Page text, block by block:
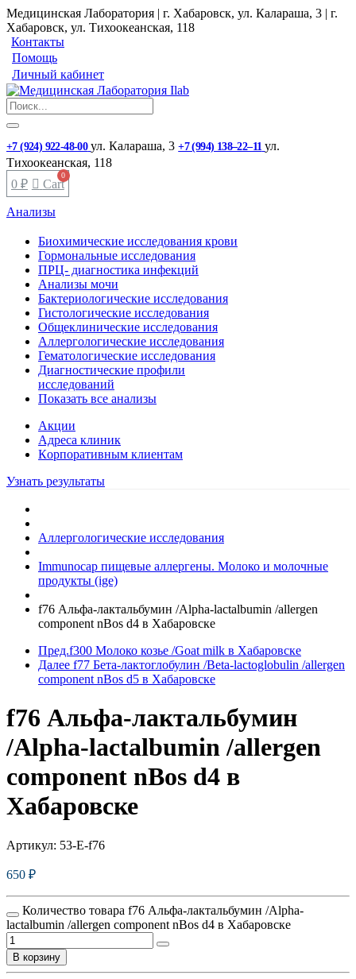
Медицинская Лаборатория | г. Хабаровск, ул. Калараша, 3 | г.
Хабаровск, ул. ​Тихоокеанская, 118
Контакты
Помощь
Личный кабинет
+7 (924) 922-48-00 ул. ​Калараша, 3 +7 (994) 138‒22‒11 ул. ​
Тихоокеанская, 118
0 ₽ Cart
Анализы
Биохимические исследования крови
Гормональные исследования
ПРЦ- диагностика инфекций
Анализы мочи
Бактериологические исследования
Гистологические исследования
Общеклинические исследования
Аллергологические исследования
Гематологические исследования
Диагностические профили
исследований
Показать все анализы
Акции
Адреса клиник
Кoрпоративным клиентам
Узнать результаты
Аллергологические исследования
Immunocap пищевые аллергены. Молоко и молочные
продукты (ige)
f76 Альфа-лактальбумин /Alpha-lactalbumin /allergen
component nBos d4 в Хабаровске
Пред.f300 Молоко козье /Goat milk в Хабаровске
Далее f77 Бета-лактоглобулин /Beta-lactoglobulin /allergen
component nBos d5 в Хабаровске
f76 Альфа-лактальбумин
/Alpha-lactalbumin /allergen
component nBos d4 в
Хабаровске
Артикул: 53-E-f76
650 ₽
Количество товара f76 Альфа-лактальбумин /Alpha-
lactalbumin /allergen component nBos d4 в Хабаровске
В корзину